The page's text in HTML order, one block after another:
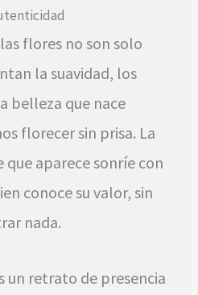
flores no son solo
la suavidad, los
belleza que nace
florecer sin prisa. La
aparece sonríe con
conoce su valor, sin
nada.
un retrato de presencia